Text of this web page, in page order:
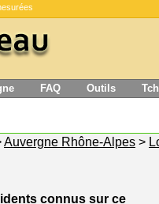
FAQ Outils
Auvergne Rhône-Alpes >
connus sur ce